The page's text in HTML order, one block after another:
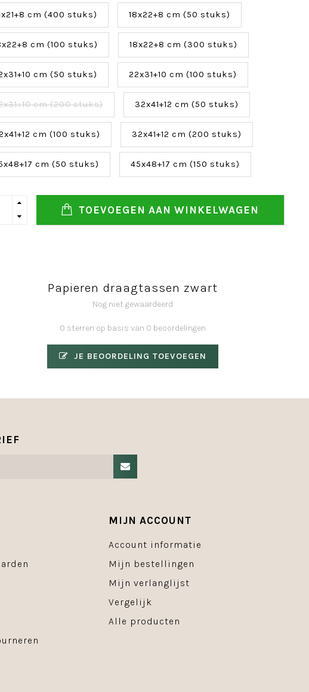
cm (400 stuks) 18x22+8 cm (50 stuks)
cm (100 stuks) 18x22+8 cm (300 stuks)
cm (50 stuks) 22x31+10 cm (100 stuks)
cm (200 stuks) 32x41+12 cm (50 stuks)
cm (100 stuks) 32x41+12 cm (200 stuks)
cm (50 stuks) 45x48+17 cm (150 stuks)
TOEVOEGEN AAN WINKELWAGEN
Papieren draagtassen zwart
Nog niet gewaardeerd
0 sterren op basis van 0 beoordelingen
JE BEOORDELING TOEVOEGEN
MIJN ACCOUNT
Account informatie
Mijn bestellingen
Mijn verlanglijst
Vergelijk
Alle producten